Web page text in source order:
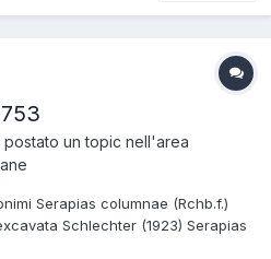
postato un topic nell'area
Serapias columnae (Rchb.f.)
Schlechter (1923) Serapias